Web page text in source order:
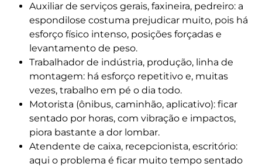
Auxiliar de serviços gerais, faxineira, pedreiro: a
espondilose costuma prejudicar muito, pois há
esforço físico intenso, posições forçadas e
levantamento de peso.
Trabalhador de indústria, produção, linha de
montagem: há esforço repetitivo e, muitas
vezes, trabalho em pé o dia todo.
Motorista (ônibus, caminhão, aplicativo): ficar
sentado por horas, com vibração e impactos,
piora bastante a dor lombar.
Atendente de caixa, recepcionista, escritório:
aqui o problema é ficar muito tempo sentado